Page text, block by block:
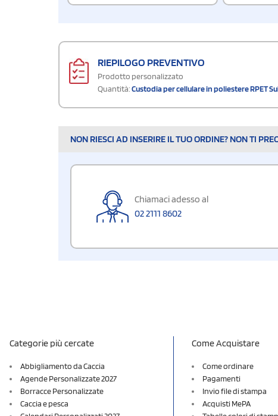
RIEPILOGO PREVENTIVO
Prodotto personalizzato
Quantità:Custodia per cellulare in poliestere RPET
NON RIESCI AD INSERIRE IL TUO ORDINE? NON TI
Chiamaci adesso al
02 2111 8602
Categorie più cercate
Abbigliamento da Caccia
Agende Personalizzate 2027
Borracce Personalizzate
Caccia e pesca
Come Acquistare
Come ordinare
Pagamenti
Invio file di stampa
Acquisti MePA